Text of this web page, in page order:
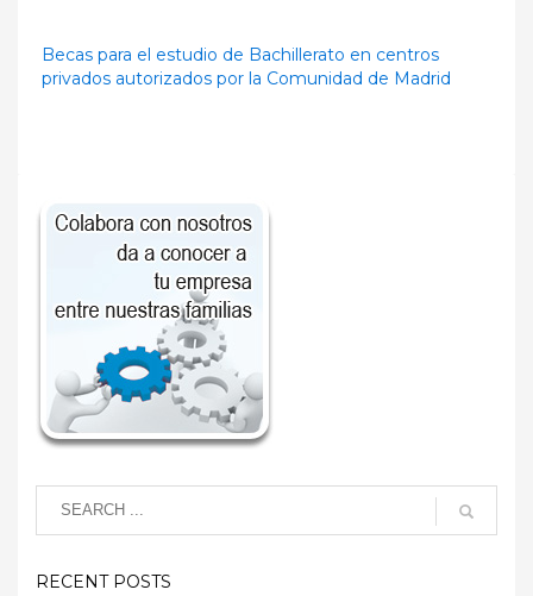
Becas para el estudio de Bachillerato en centros
privados autorizados por la Comunidad de Madrid
RECENT POSTS